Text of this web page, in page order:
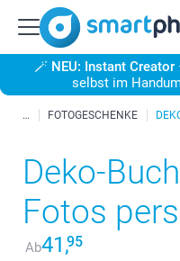
🪄 NEU: Instant Creator
selbst im
FOTOGESCHENKE
Deko-
Fotos
Ab41,95